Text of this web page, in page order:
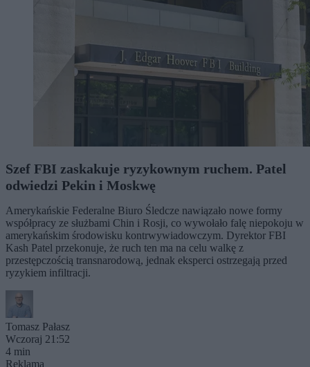
Szef FBI zaskakuje ryzykownym ruchem. Patel
odwiedzi Pekin i Moskwę
Amerykańskie Federalne Biuro Śledcze nawiązało nowe formy
współpracy ze służbami Chin i Rosji, co wywołało falę niepokoju w
amerykańskim środowisku kontrwywiadowczym. Dyrektor FBI
Kash Patel przekonuje, że ruch ten ma na celu walkę z
przestępczością transnarodową, jednak eksperci ostrzegają przed
ryzykiem infiltracji.
Tomasz Pałasz
Wczoraj 21:52
4 min
Reklama